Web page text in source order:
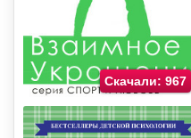
Скачали: 967